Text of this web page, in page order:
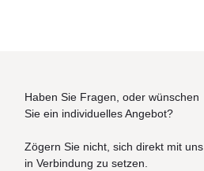
Haben Sie Fragen, oder wünschen
Sie ein individuelles Angebot?
Zögern Sie nicht, sich direkt mit uns
in Verbindung zu setzen.